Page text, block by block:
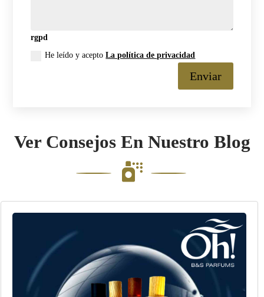
rgpd
He leído y aceptoLa política de privacidad
Enviar
Ver Consejos En Nuestro Blog
